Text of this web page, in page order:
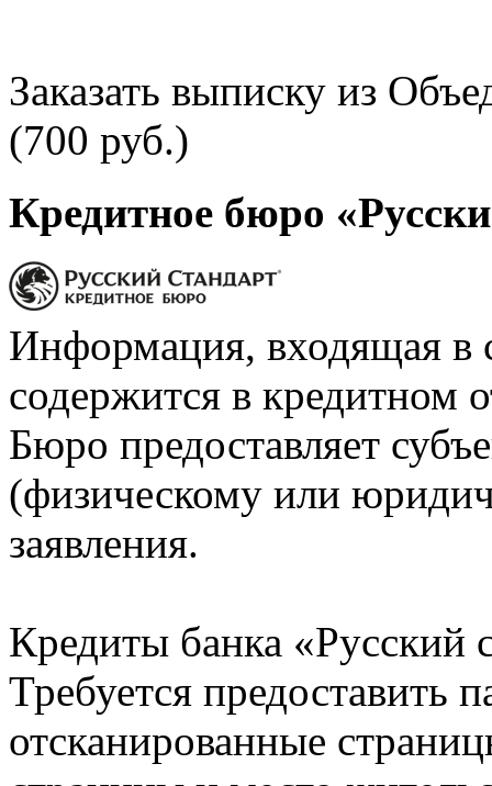
Заказать выписку из
(700 руб.)
Кредитное бюро
Информация, входящая в
содержится в кредитном
Бюро предоставляет
(физическому или
заявления.
Кредиты банка «Русский
Требуется предоставить
отсканированные